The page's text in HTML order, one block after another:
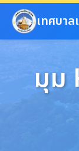
ข้ามไปยังเนื้อหาหลัก
เทศบา
มุม